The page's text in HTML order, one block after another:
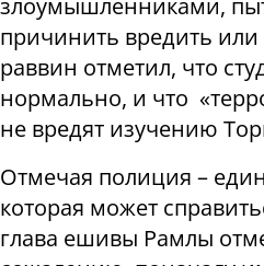
злоумышленниками,
причинить вредить или
раввин отметил, что
нормально, и что
не вредят изучению
Отмечая полиция –
которая может
глава ешивы Рамлы